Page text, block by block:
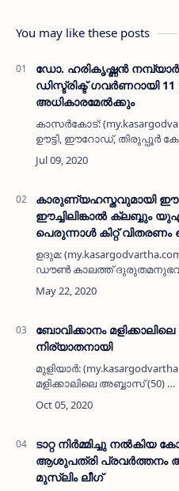
You may like these posts
ഡോ. ഹരികൃഷ്ണന്‍ നമ്പ്യാര്‍
ഡിസ്ട്രിക്ട് ഗവര്‍ണറായി
അധികാരമേല്‍ക്കും
കാസര്‍കോട്:
ഊട്ടി, ഈറോഡ്, തിരുപ്പൂര്‍
കാസര്‍കോട്, വയനാട്, കണ്ണൂര്‍,
കോഴിക്കോട് ജില്ലകളില്‍&nb…
കാരുണ്യഹസ്തവുമായി
ഈച്ചിലിങ്കാല്‍ ക്ലബ്ബും
പെരുന്നാള്‍ കിറ്റ്
ഉദുമ:
ഡൗണ്‍ കാലത്ത്
പെരുന്നാള്‍ കിറ്റ് വിതരണം
ഈച്ചിലിങ്കാല്‍
ബോവിക്കാനം
നിര്യാതനായി
മുളിയാര്‍:
മളിക്കാലിലെ അബ്ബാസ് (50)
രാത്രിയാണ് മരണം
ടാറ്റ നിർമ്മിച്ചു നൽകിയ
ആശുപത്രി പ്രവർത്തനം
മുസ്ലിം ലീഗ്